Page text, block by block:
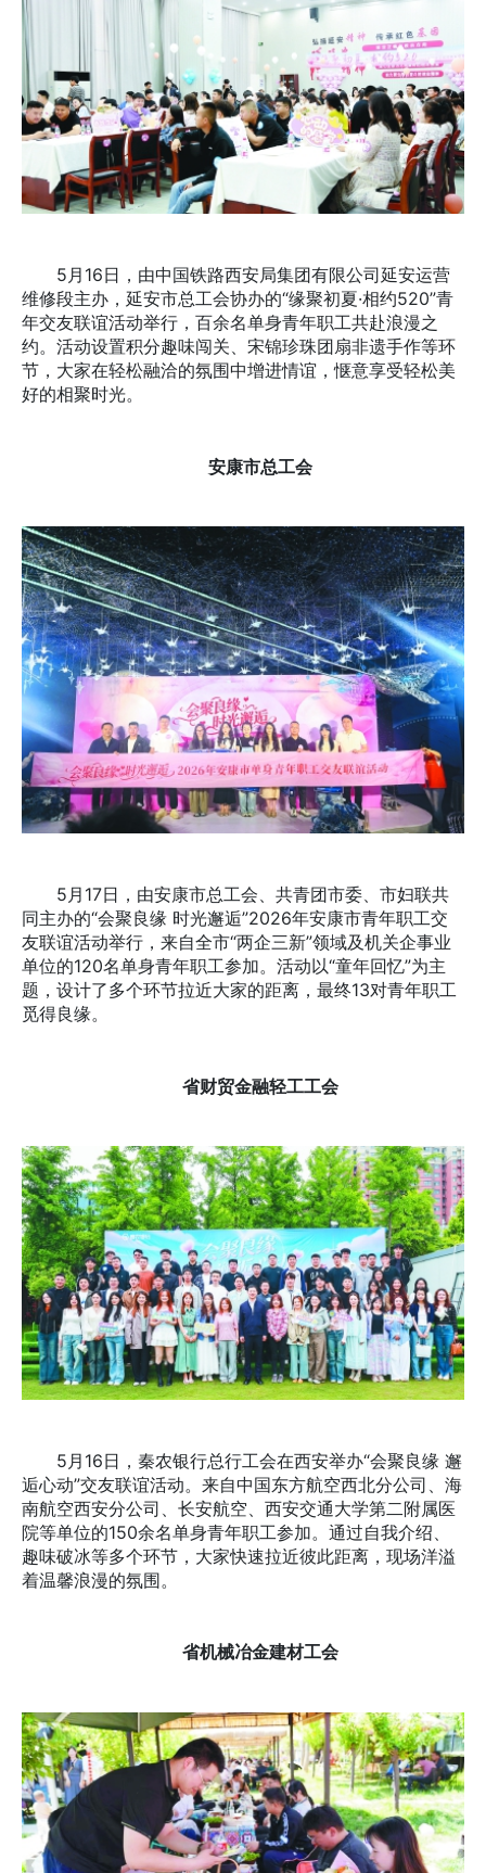
5月16日，由中国铁路西安局集团有限公司延安运营
维修段主办，延安市总工会协办的“缘聚初夏·相约520”青
年交友联谊活动举行，百余名单身青年职工共赴浪漫之
约。活动设置积分趣味闯关、宋锦珍珠团扇非遗手作等环
节，大家在轻松融洽的氛围中增进情谊，惬意享受轻松美
好的相聚时光。
安康市总工会
5月17日，由安康市总工会、共青团市委、市妇联共
同主办的“会聚良缘 时光邂逅”2026年安康市青年职工交
友联谊活动举行，来自全市“两企三新”领域及机关企事业
单位的120名单身青年职工参加。活动以“童年回忆”为主
题，设计了多个环节拉近大家的距离，最终13对青年职工
觅得良缘。
省财贸金融轻工工会
5月16日，秦农银行总行工会在西安举办“会聚良缘 邂
逅心动”交友联谊活动。来自中国东方航空西北分公司、海
南航空西安分公司、长安航空、西安交通大学第二附属医
院等单位的150余名单身青年职工参加。通过自我介绍、
趣味破冰等多个环节，大家快速拉近彼此距离，现场洋溢
着温馨浪漫的氛围。
省机械冶金建材工会